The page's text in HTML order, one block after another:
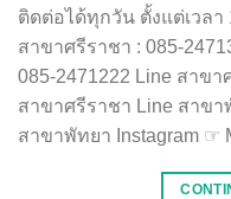
ติดต่อได้ทุกวัน ตั้งแต่เวลา
สาขาศรีราชา : 085-
085-2471222 Line สาข
สาขาศรีราชา Line สาข
สาขาพัทยา Instagram ☞